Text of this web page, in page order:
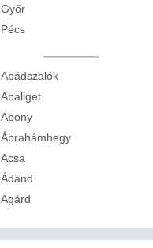
Szabolcs-Szatmár-Bereg
Tolna
Veszprém
Zala
Győr
Pécs
Abádszalók
Abaliget
Abony
Ábrahámhegy
Acsa
Ádánd
Agárd
Aggtelek